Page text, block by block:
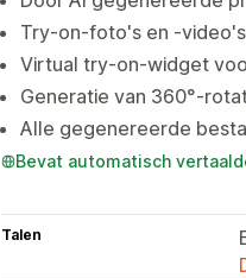
Try-on-foto's en -
Virtual try-on-widget
Generatie van 360°-
Alle gegenereerde
Bevat automatisch
Talen